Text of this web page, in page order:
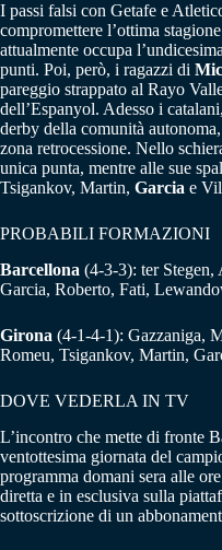
I passi falsi con Getafe e
compromettere l’ottima
attualmente occupa
punti. Poi, però, i ragazzi di
pareggio strappato al Rayo
dell’Espanyol. Adesso i
derby della comunità
zona retrocessione. Nello
unica punta, mentre alle sue
Tsigankov, Martin, Garcia e
PROBABILI FORMAZIONI
Barcellona (4-3-3): ter
Garcia, Roberto, Fati,
Girona (4-1-4-1): Gazzaniga,
Romeu, Tsigankov, Martin,
DOVE VEDERLA IN TV
L’incontro che mette di fronte
ventottesima giornata del
programma domani sera alle
diretta e in esclusiva sulla
sottoscrizione di un